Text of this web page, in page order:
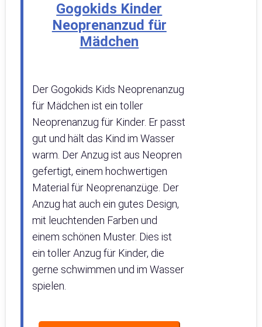
Gogokids Kinder
Neoprenanzud für
Mädchen
Der Gogokids Kids Neoprenanzug
für Mädchen ist ein toller
Neoprenanzug für Kinder. Er passt
gut und hält das Kind im Wasser
warm. Der Anzug ist aus Neopren
gefertigt, einem hochwertigen
Material für Neoprenanzüge. Der
Anzug hat auch ein gutes Design,
mit leuchtenden Farben und
einem schönen Muster. Dies ist
ein toller Anzug für Kinder, die
gerne schwimmen und im Wasser
spielen.